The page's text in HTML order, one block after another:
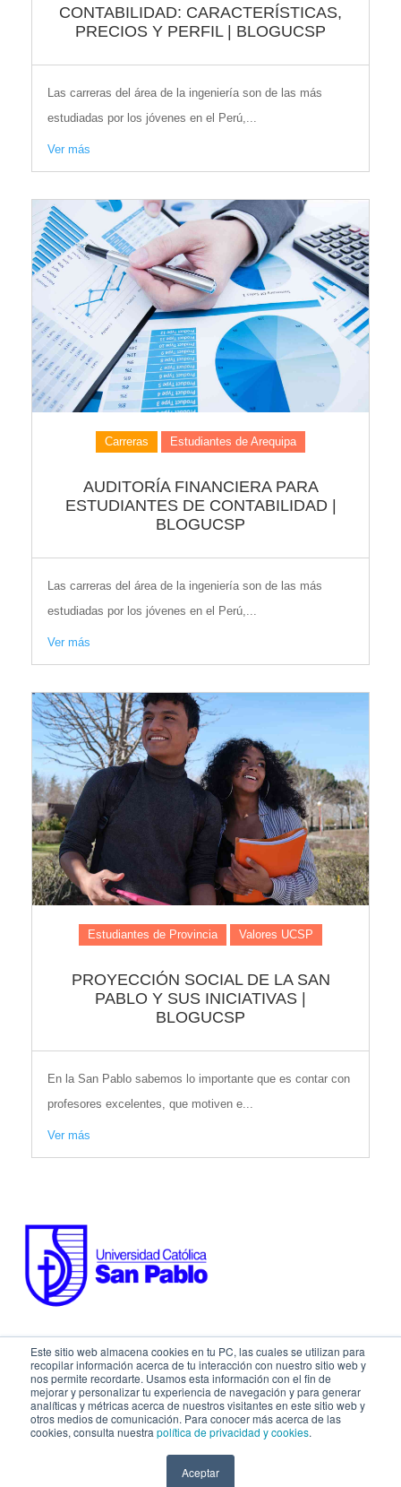
Este sitio web almacena cookies en tu PC, las cuales se utilizan para
recopilar información acerca de tu interacción con nuestro sitio web y
nos permite recordarte. Usamos esta información con el fin de
mejorar y personalizar tu experiencia de navegación y para generar
analíticas y métricas acerca de nuestros visitantes en este sitio web y
otros medios de comunicación. Para conocer más acerca de las
cookies, consulta nuestra política de privacidad y cookies.
Aceptar
CONTABILIDAD: CARACTERÍSTICAS,
PRECIOS Y PERFIL | BLOGUCSP
Las carreras del área de la ingeniería son de las más
estudiadas por los jóvenes en el Perú,...
Ver más
Carreras Estudiantes de Arequipa
AUDITORÍA FINANCIERA PARA
ESTUDIANTES DE CONTABILIDAD |
BLOGUCSP
Las carreras del área de la ingeniería son de las más
estudiadas por los jóvenes en el Perú,...
Ver más
Estudiantes de Provincia Valores UCSP
PROYECCIÓN SOCIAL DE LA SAN
PABLO Y SUS INICIATIVAS |
BLOGUCSP
En la San Pablo sabemos lo importante que es contar con
profesores excelentes, que motiven e...
Ver más
SÍGUENOS EN:
COPYRIGHT © 2026 Universidad Católica San Pablo - RUC: 20327998413